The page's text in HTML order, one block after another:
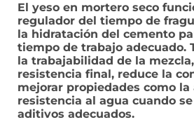
El yeso en mortero seco
regulador del tiempo de
la hidratación del cemento
tiempo de trabajo adecuado.
la trabajabilidad de la
resistencia final, reduce la
mejorar propiedades como la
resistencia al agua cuando
aditivos adecuados.